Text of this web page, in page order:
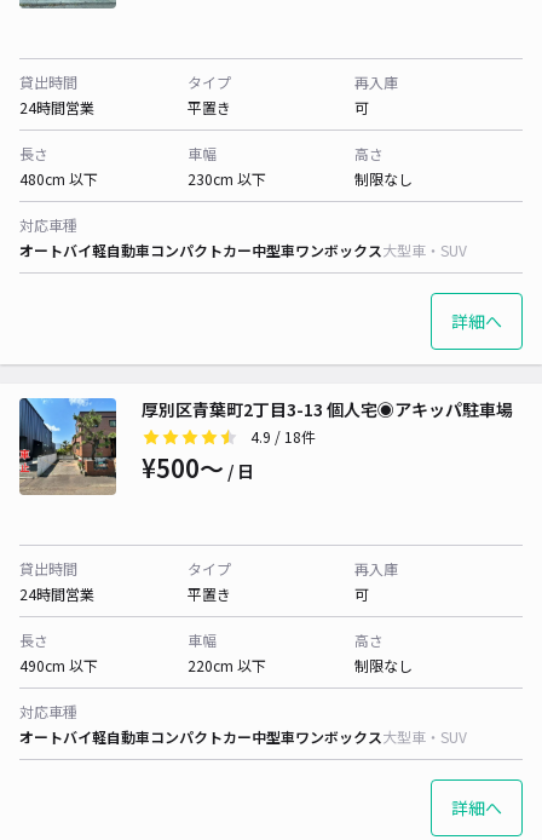
貸出時間
24時間営業
タイプ
平置き
再入庫
可
長さ
480cm 以下
車幅
230cm 以下
高さ
制限なし
対応車種
オートバイ軽自動車コンパクトカー中型車ワンボックス大型車・SUV
詳細へ
厚別区青葉町2丁目3-13 個人宅◉アキッパ駐車場
4.9 / 18件
¥500〜 / 日
貸出時間
24時間営業
タイプ
平置き
再入庫
可
長さ
490cm 以下
車幅
220cm 以下
高さ
制限なし
対応車種
オートバイ軽自動車コンパクトカー中型車ワンボックス大型車・SUV
詳細へ